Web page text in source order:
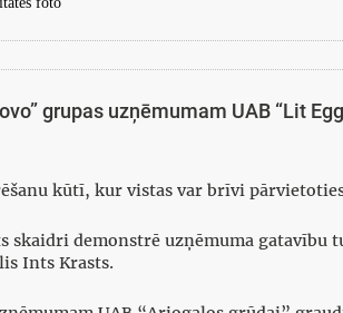
grupas uzņēmumam UAB “Lit
kūtī, kur vistas var brīvi
demonstrē uzņēmuma gatavību
Ints Krasts.